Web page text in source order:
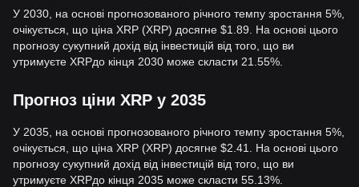
У 2030, на основі прогнозованого річного темпу зростання 5%,
очікується, що ціна XRP (XRP) досягне $1.89. На основі цього
прогнозу сукупний дохід від інвестицій від того, що ви
утримуєте XRPдо кінця 2030 може скласти 21.55%.
Прогноз ціни XRP у 2035
У 2035, на основі прогнозованого річного темпу зростання 5%,
очікується, що ціна XRP (XRP) досягне $2.41. На основі цього
прогнозу сукупний дохід від інвестицій від того, що ви
утримуєте XRPдо кінця 2035 може скласти 55.13%.